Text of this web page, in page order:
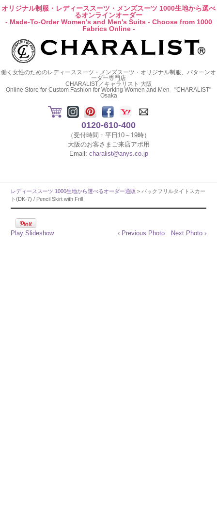
オリジナル制服・レディーススーツ・メンズスーツ 1000生地から選べ
るオンラインオーダー
- Made-To-Order Women's and Men's Suits - Choose from 1000
Fabrics Online -
働く女性のためのレディーススーツ・メンズスーツ・オリジナル制服、パターンオ
ーダー専門店
CHARALIST／キャラリスト 大阪
Online Store for Custom Fashion for Working Women and Men - "CHARALIST"
Osaka
0120-610-400
（受付時間：平日10～19時）
大阪のお客さまご来店アポ用
Email: charalist@anys.co.jp
レディーススーツ 1000生地から選べるオーダー通販 > バックフリルタイトスカー
ト(DK-7) / Pencil Skirt with Frill
Play Slideshow ‹ Previous Photo Next Photo ›